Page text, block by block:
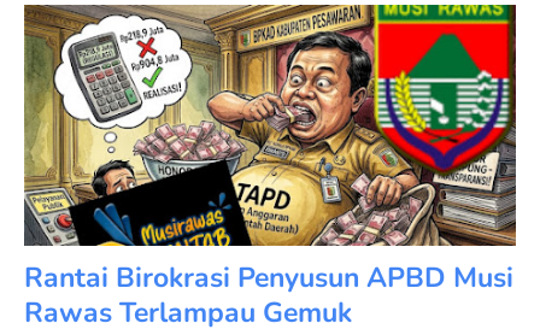
Rantai Birokrasi Penyusun APBD Musi
Rawas Terlampau Gemuk